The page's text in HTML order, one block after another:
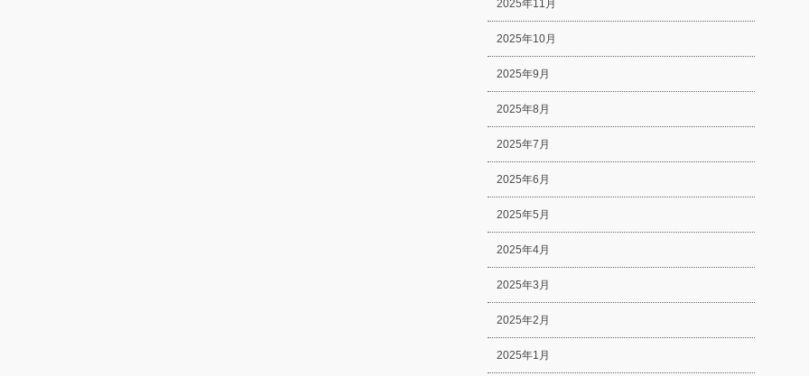
2025年11月
2025年10月
2025年9月
2025年8月
2025年7月
2025年6月
2025年5月
2025年4月
2025年3月
2025年2月
2025年1月